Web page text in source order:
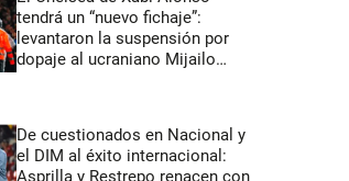
tendrá un “nuevo fichaje”:
levantaron la suspensión por
dopaje al ucraniano Mijailo
De cuestionados en Nacional y
el DIM al éxito internacional:
Asprilla y Restrepo renacen con